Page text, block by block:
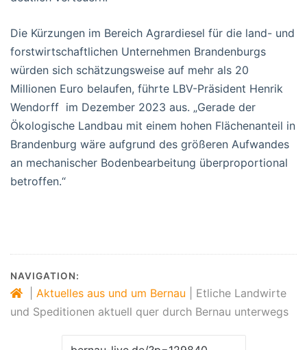
Die Kürzungen im Bereich Agrardiesel für die land- und
forstwirtschaftlichen Unternehmen Brandenburgs
würden sich schätzungsweise auf mehr als 20
Millionen Euro belaufen, führte LBV-Präsident Henrik
Wendorff im Dezember 2023 aus. „Gerade der
Ökologische Landbau mit einem hohen Flächenanteil in
Brandenburg wäre aufgrund des größeren Aufwandes
an mechanischer Bodenbearbeitung überproportional
betroffen.“
NAVIGATION:
Aktuelles aus und um Bernau
Etliche Landwirte
und Speditionen aktuell quer durch Bernau unterwegs